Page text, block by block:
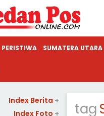
PERISTIWA SUMATERA UTARA
tag
Index Berita +
Index Foto +